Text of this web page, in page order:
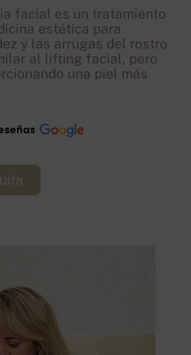
facial es un tratamiento
estética para
y las arrugas del rostro
al lifting facial, pero
una piel más